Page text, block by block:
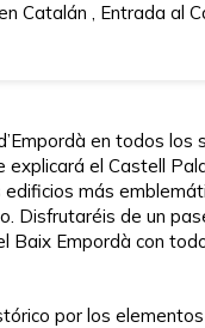
Catalán , Entrada al
en todos los
explicará el Castell
edificios más
Disfrutaréis de un
Baix Empordà con
por los